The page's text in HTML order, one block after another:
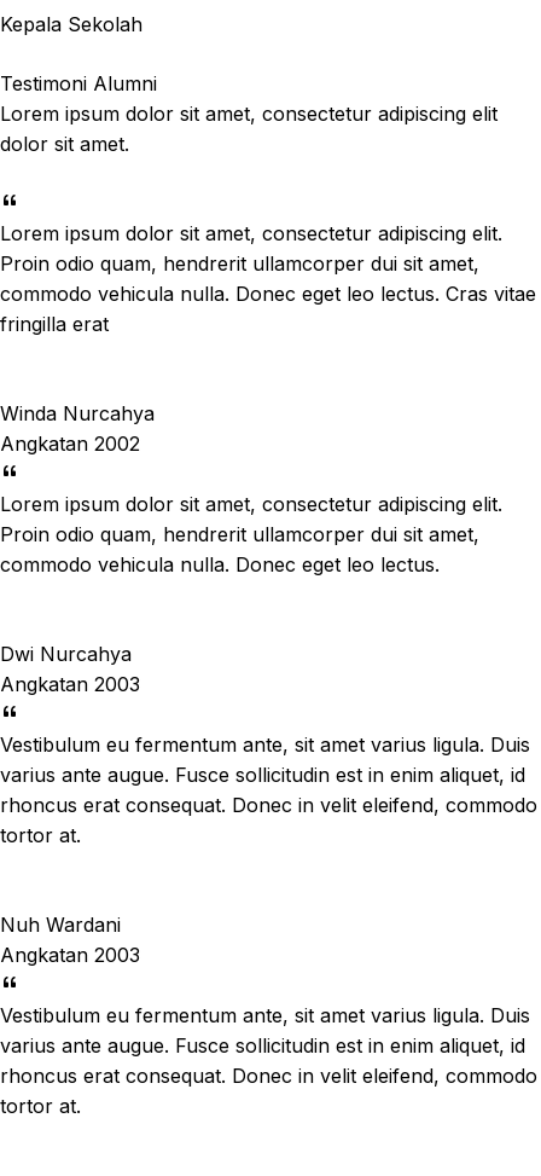
Kepala Sekolah
Testimoni Alumni
Lorem ipsum dolor sit amet, consectetur adipiscing elit
dolor sit amet.
Lorem ipsum dolor sit amet, consectetur adipiscing elit.
Proin odio quam, hendrerit ullamcorper dui sit amet,
commodo vehicula nulla. Donec eget leo lectus. Cras vitae
fringilla erat
Winda Nurcahya
Angkatan 2002
Lorem ipsum dolor sit amet, consectetur adipiscing elit.
Proin odio quam, hendrerit ullamcorper dui sit amet,
commodo vehicula nulla. Donec eget leo lectus.
Dwi Nurcahya
Angkatan 2003
Vestibulum eu fermentum ante, sit amet varius ligula. Duis
varius ante augue. Fusce sollicitudin est in enim aliquet, id
rhoncus erat consequat. Donec in velit eleifend, commodo
tortor at.
Nuh Wardani
Angkatan 2003
Vestibulum eu fermentum ante, sit amet varius ligula. Duis
varius ante augue. Fusce sollicitudin est in enim aliquet, id
rhoncus erat consequat. Donec in velit eleifend, commodo
tortor at.